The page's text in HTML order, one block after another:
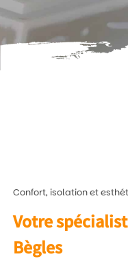
Confort, isolation et
Votre
Bègles